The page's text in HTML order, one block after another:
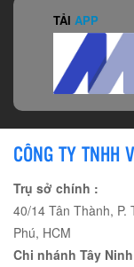
TẢI APP
CÔNG TY TNHH
Trụ sở chính :
40/14 Tân Thành, P.
Phú, HCM
Chi nhánh Tây